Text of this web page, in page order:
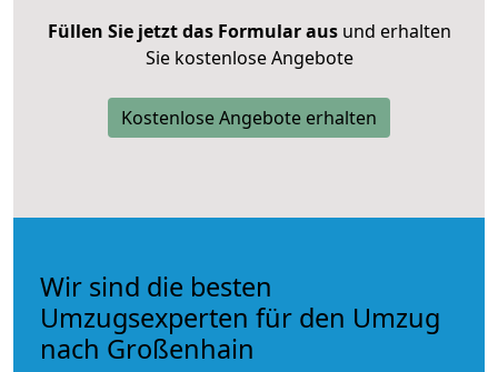
Füllen Sie jetzt das Formular ausund erhalten
Sie kostenlose Angebote
Kostenlose Angebote erhalten
Wir sind die besten
Umzugsexperten für den Umzug
nach Großenhain